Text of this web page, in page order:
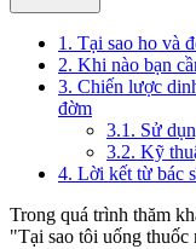
1. Tại sao ho và
2. Khi nào bạn
3. Chiến lược
đờm
3.1. Sử
3.2. Kỹ
4. Lời kết từ bác
Trong quá trình thăm
"Tại sao tôi uống